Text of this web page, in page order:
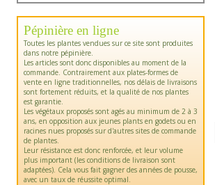
Pépinière en ligne
Toutes les plantes vendues sur ce site sont produites
dans notre pépinière.
Les articles sont donc disponibles au moment de la
commande. Contrairement aux plates-formes de
vente en ligne traditionnelles, nos délais de livraisons
sont fortement réduits, et la qualité de nos plantes
est garantie.
Les végétaux proposés sont agés au minimum de 2 à 3
ans, en opposition aux jeunes plants en godets ou en
racines nues proposés sur d'autres sites de commande
de plantes.
Leur résistance est donc renforcée, et leur volume
plus important (les conditions de livraison sont
adaptées). Cela vous fait gagner des années de pousse,
avec un taux de réussite optimal.